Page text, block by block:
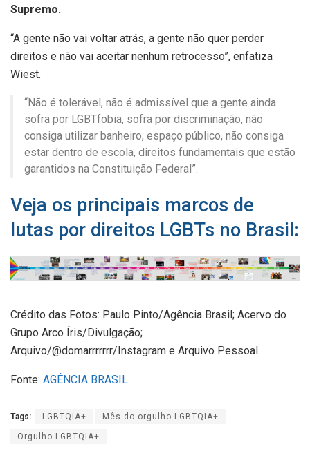
Supremo.
“A gente não vai voltar atrás, a gente não quer perder
direitos e não vai aceitar nenhum retrocesso”, enfatiza
Wiest.
“Não é tolerável, não é admissível que a gente ainda
sofra por LGBTfobia, sofra por discriminação, não
consiga utilizar banheiro, espaço público, não consiga
estar dentro de escola, direitos fundamentais que estão
garantidos na Constituição Federal”.
Veja os principais marcos de
lutas por direitos LGBTs no Brasil:
Crédito das Fotos: Paulo Pinto/Agência Brasil; Acervo do
Grupo Arco Íris/Divulgação;
Arquivo/@domarrrrrrr/Instagram e Arquivo Pessoal
Fonte: AGÊNCIA BRASIL
Tags: LGBTQIA+ Mês do orgulho LGBTQIA+
Orgulho LGBTQIA+